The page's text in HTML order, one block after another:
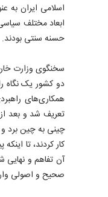
اسلامی ایران به
ابعاد مختلف
حسنه سنتی بودند.
دو کشور یک نگاه
همکاری‌های
تعریف شد و بعد
چینی به چین برد
کار کردند، تا
آن تفاهم و نهایی
صحیح و اصولی